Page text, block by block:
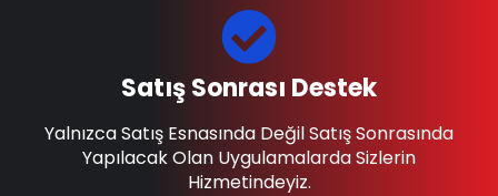
Satış Sonrası Destek
Yalnızca Satış Esnasında Değil Satış Sonrasında
Yapılacak Olan Uygulamalarda Sizlerin
Hizmetindeyiz.